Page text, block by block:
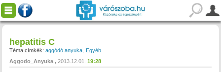
hepatitis C
Téma címkék: aggódó anyuka
Egyéb
Aggodo_Anyuka
2013.12.01. 19:28